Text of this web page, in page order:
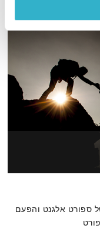
ספורט אלגנט והפעם